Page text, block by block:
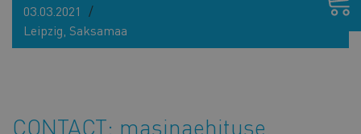
03.03.2021
Leipzig, Saksamaa
CONTACT: masinaehituse,